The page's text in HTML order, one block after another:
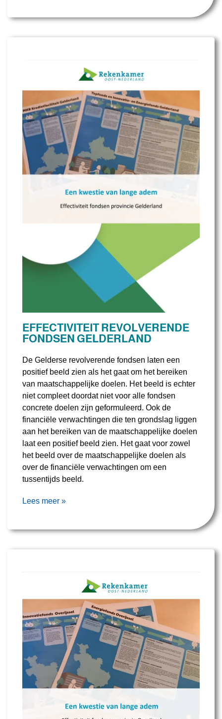
EFFECTIVITEIT REVOLVERENDE
FONDSEN GELDERLAND
De Gelderse revolverende fondsen laten een
positief beeld zien als het gaat om het bereiken
van maatschappelijke doelen. Het beeld is echter
niet compleet doordat niet voor alle fondsen
concrete doelen zijn geformuleerd. Ook de
financiële verwachtingen die ten grondslag liggen
aan het bereiken van de maatschappelijke doelen
laat een positief beeld zien. Het gaat voor zowel
het beeld over de maatschappelijke doelen als
over de financiële verwachtingen om een
tussentijds beeld.
Lees meer »